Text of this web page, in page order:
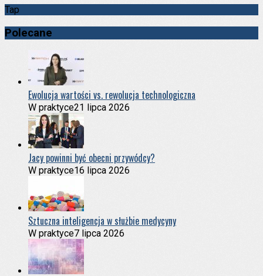
Tap
Polecane
Ewolucja wartości vs. rewolucja technologiczna
W praktyce21 lipca 2026
Jacy powinni być obecni przywódcy?
W praktyce16 lipca 2026
Sztuczna inteligencja w służbie medycyny
W praktyce7 lipca 2026